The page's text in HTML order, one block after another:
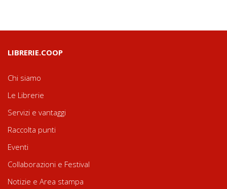
LIBRERIE.COOP
Chi siamo
Le Librerie
Servizi e vantaggi
Raccolta punti
Eventi
Collaborazioni e Festival
Notizie e Area stampa